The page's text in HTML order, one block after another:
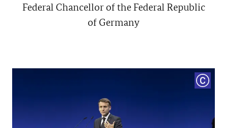
Federal Chancellor of the Federal Republic
of Germany